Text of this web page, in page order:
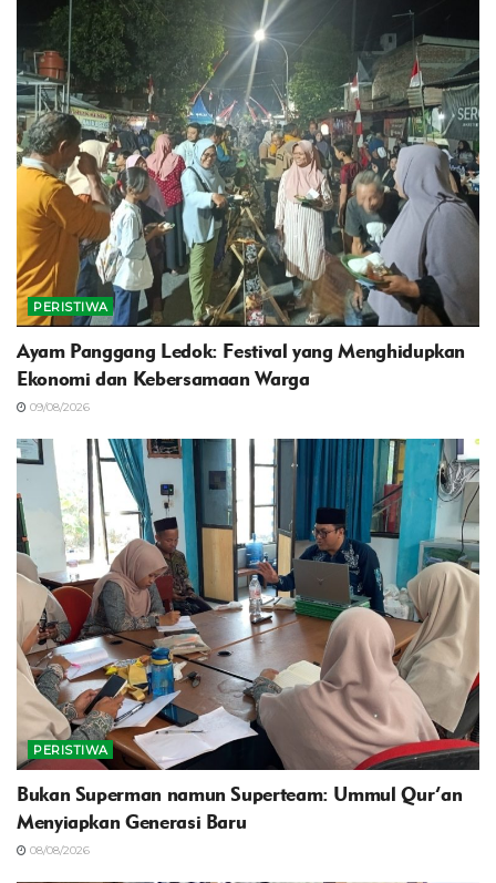
PERISTIWA
Ayam Panggang Ledok: Festival yang Menghidupkan
Ekonomi dan Kebersamaan Warga
09/08/2026
PERISTIWA
Bukan Superman namun Superteam: Ummul Qur’an
Menyiapkan Generasi Baru
08/08/2026